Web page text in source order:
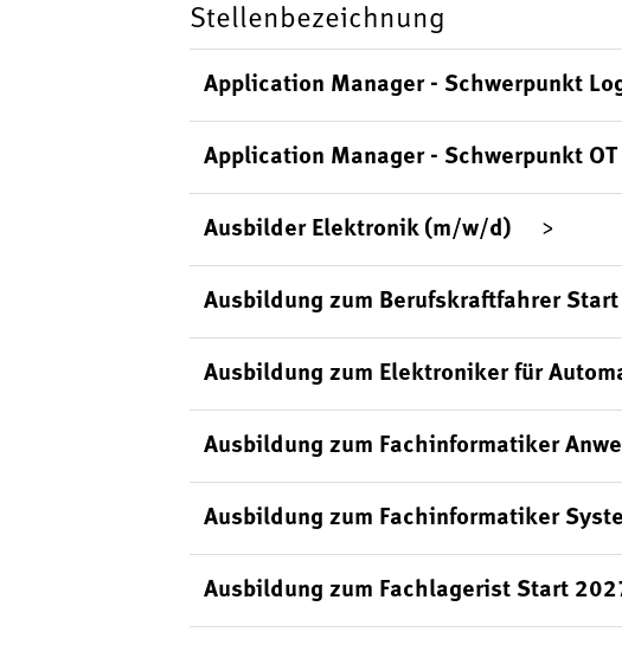
Stellenbezeichnung
Application Manager - Schwerpunkt
Application Manager - Schwerpunkt
Ausbilder Elektronik (m/w/d)
Ausbildung zum Berufskraftfahrer
Ausbildung zum Elektroniker für
Ausbildung zum Fachinformatiker
Ausbildung zum Fachinformatiker
Ausbildung zum Fachlagerist Start